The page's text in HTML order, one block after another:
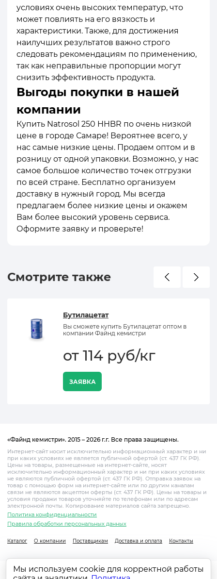
условиях очень высоких температур, что
может повлиять на его вязкость и
характеристики. Также, для достижения
наилучших результатов важно строго
следовать рекомендациям по применению,
так как неправильные пропорции могут
снизить эффективность продукта.
Выгоды покупки в нашей
компании
Купить Natrosol 250 HHBR по очень низкой
цене в городе Самаре! Вероятнее всего, у
нас самые низкие цены. Продаем оптом и в
розницу от одной упаковки. Возможно, у нас
самое большое количество точек отгрузки
по всей стране. Бесплатно организуем
доставку в нужный город. Мы всегда
предлагаем более низкие цены и окажем
Вам более высокий уровень сервиса.
Оформите заявку и проверьте!
Смотрите также
Бутилацетат
Вы сможете купить Бутилацетат оптом в
компании Файнд кемистри
от 114 руб/кг
ЗАЯВКА
«Файнд кемистри». 2015 – 2026 г.г. Все права защищены.
Интернет-сайт носит исключительно информационный характер и ни
при каких условиях не является публичной офертой (ст. 437 ГК РФ).
Цены на товары, размещенные на интернет-сайте, носят
исключительно информационный характер и ни при каких условиях
не являются публичной офертой (ст. 437 ГК РФ). Отправка заявок на
товар с помощью форм на интернет-сайте или по другим каналам
связи не являются акцептом оферты (ст. 437 ГК РФ). Цены на товары и
условия продажи товаров уточняйте по телефонам или по адресам
электронной почты. Копирование материалов сайта запрещено.
Политика конфиденциальности
Правила обработки персональных данных
Каталог О компании Поставщикам Доставка и оплата Контакты
Мы используем cookie для корректной работы